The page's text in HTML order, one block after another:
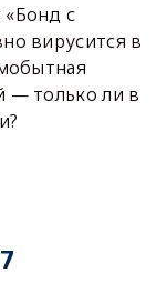
с
вирусится в
— только ли в